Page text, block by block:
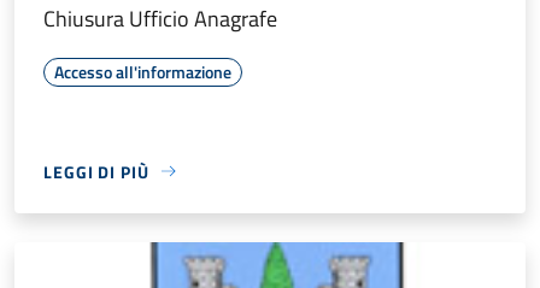
Chiusura Ufficio Anagrafe
Accesso all'informazione
LEGGI DI PIÙ